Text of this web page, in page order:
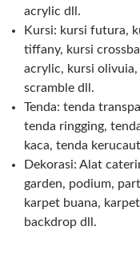
acrylic dll.
Kursi: kursi futura,
tiffany, kursi
acrylic, kursi
scramble dll.
Tenda: tenda
tenda ringging,
kaca, tenda
Dekorasi: Alat
garden, podium,
karpet buana,
backdrop dll.